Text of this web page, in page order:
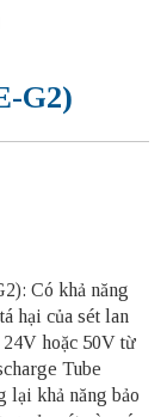
G2)
Có khả năng
hại của sét lan
24V hoặc 50V từ
Tube
lại khả năng bảo